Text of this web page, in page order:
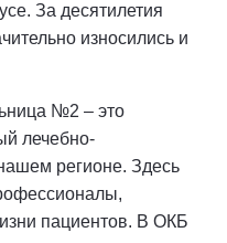
За десятилетия
износились и
№2 – это
лечебно-
регионе. Здесь
пациентов. В ОКБ